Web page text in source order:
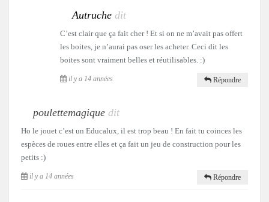
Autruche dit
C’est clair que ça fait cher ! Et si on ne m’avait pas offert
les boites, je n’aurai pas oser les acheter. Ceci dit les
boites sont vraiment belles et réutilisables. :)
il y a 14 années Répondre
poulettemagique dit
Ho le jouet c’est un Educalux, il est trop beau ! En fait tu coinces les
espèces de roues entre elles et ça fait un jeu de construction pour les
petits :)
il y a 14 années Répondre